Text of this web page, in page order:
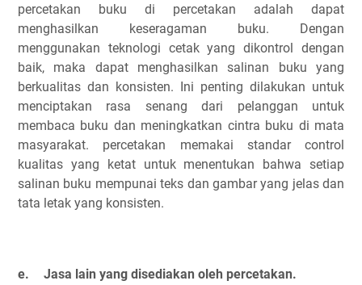
percetakan buku di percetakan adalah dapat
menghasilkan keseragaman buku. Dengan
menggunakan teknologi cetak yang dikontrol dengan
baik, maka dapat menghasilkan salinan buku yang
berkualitas dan konsisten. Ini penting dilakukan untuk
menciptakan rasa senang dari pelanggan untuk
membaca buku dan meningkatkan cintra buku di mata
masyarakat. percetakan memakai standar control
kualitas yang ketat untuk menentukan bahwa setiap
salinan buku mempunai teks dan gambar yang jelas dan
tata letak yang konsisten.
e. Jasa lain yang disediakan oleh percetakan.